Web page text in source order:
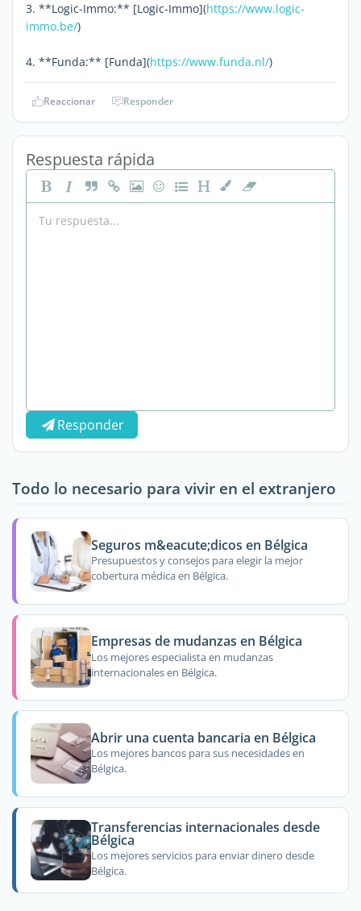
3. **Logic-Immo:** [Logic-Immo](https://www.logic-
immo.be/)
4. **Funda:** [Funda](https://www.funda.nl/)
Reaccionar Responder
Respuesta rápida
Responder
Todo lo necesario para vivir en el extranjero
Seguros m&eacute;dicos en Bélgica
Presupuestos y consejos para elegir la mejor
cobertura médica en Bélgica.
Empresas de mudanzas en Bélgica
Los mejores especialista en mudanzas
internacionales en Bélgica.
Abrir una cuenta bancaria en Bélgica
Los mejores bancos para sus necesidades en
Bélgica.
Transferencias internacionales desde
Bélgica
Los mejores servicios para enviar dinero desde
Bélgica.